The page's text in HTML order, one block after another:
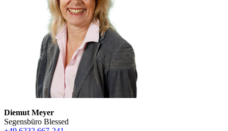
Diemut Meyer
Segensbüro Blessed